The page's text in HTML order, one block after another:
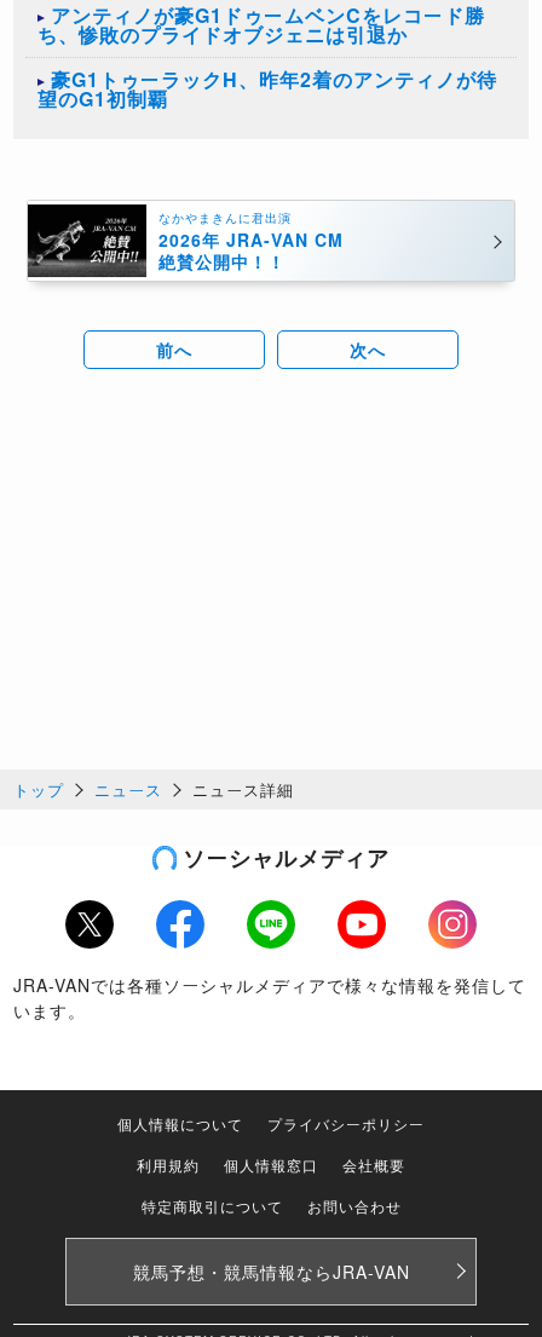
アンティノが豪G1ドゥームベンCをレコード勝
ち、惨敗のプライドオブジェニは引退か
豪G1トゥーラックH、昨年2着のアンティノが待
望のG1初制覇
なかやまきんに君出演
2026年 JRA-VAN CM
絶賛公開中！！
前へ 次へ
トップ ニュース ニュース詳細
ソーシャルメディア
Twitter Facebook LINE Youtube
Instagram
JRA-VANでは各種ソーシャルメディアで様々な情報を発信して
います。
個人情報について
プライバシーポリシー
利用規約
個人情報窓口
会社概要
特定商取引について
お問い合わせ
競馬予想・競馬情報ならJRA-VAN